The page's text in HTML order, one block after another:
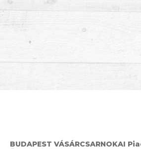
BUDAPEST VÁSÁRCSARNOKAI